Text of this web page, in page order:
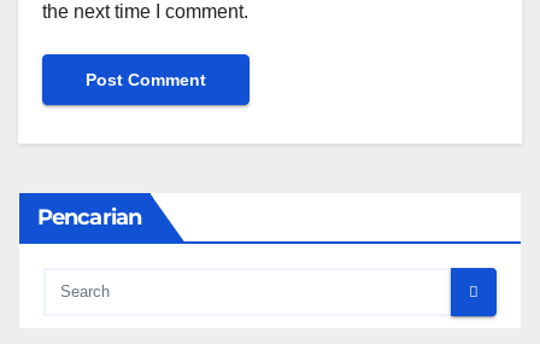
the next time I comment.
Pencarian